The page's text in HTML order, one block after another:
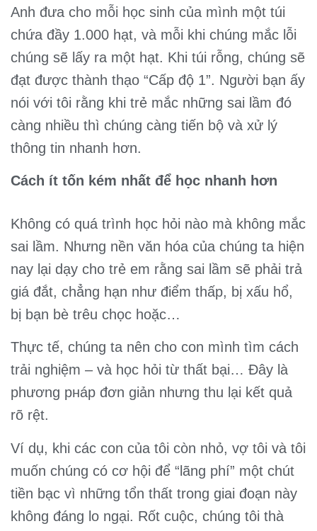
Anh đưa cho mỗi học sinh của mình một túi
chứa đầy 1.000 hạt, và mỗi khi chúng mắc lỗi
chúng sẽ lấy ra một hạt. Khi túi rỗng, chúng sẽ
đạt được thành thạo “Cấp độ 1”. Người bạn ấy
nói với tôi rằng khi trẻ mắc những sai lầm đó
càng nhiều thì chúng càng tiến bộ và xử lý
thông tin nhanh hơn.
Cách ít tốn kém nhất để học nhanh hơn
Không có quá trình học hỏi nào mà không mắc
sai lầm. Nhưng nền văn hóa của chúng ta hiện
nay lại dạy cho trẻ em rằng sai lầm sẽ phải trả
giá đắt, chẳng hạn như điểm thấp, bị xấu hổ,
bị bạn bè trêu chọc hoặc…
Thực tế, chúng ta nên cho con mình tìm cách
trải nghiệm – và học hỏi từ thất bại… Đây là
phương pнáp đơn giản nhưng thu lại kết quả
rõ rệt.
Ví dụ, khi các con của tôi còn nhỏ, vợ tôi và tôi
muốn chúng có cơ hội để “lãng phí” một chút
tiền bạc vì những tổn thất trong giai đoạn này
không đáng lo ngại. Rốt cuộc, chúng tôi thà